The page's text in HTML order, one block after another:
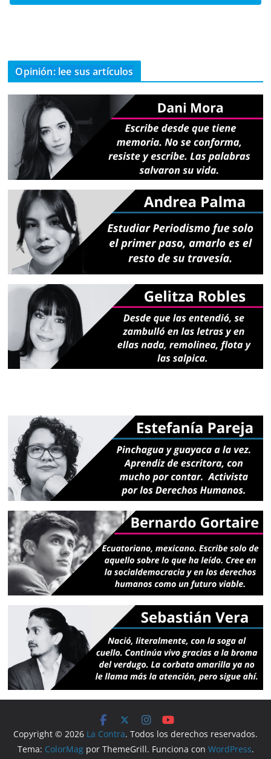
Opinión: lee sus artículos
Copyright © 2026 La Contra. Todos los derechos reservados.
Tema: ColorMagpor ThemeGrill. Funciona con WordPress.